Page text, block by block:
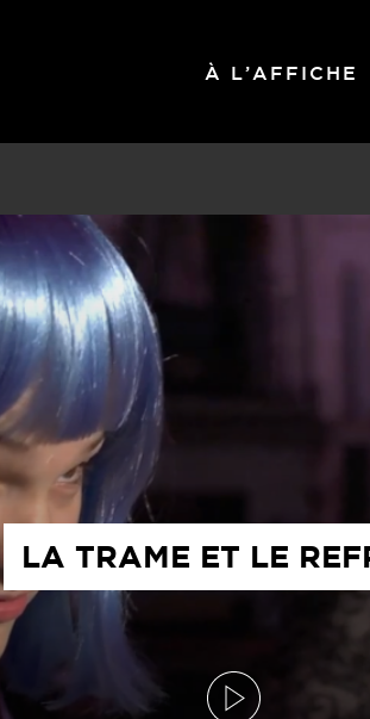
À L’AFFICHE
LA TRAME ET LE